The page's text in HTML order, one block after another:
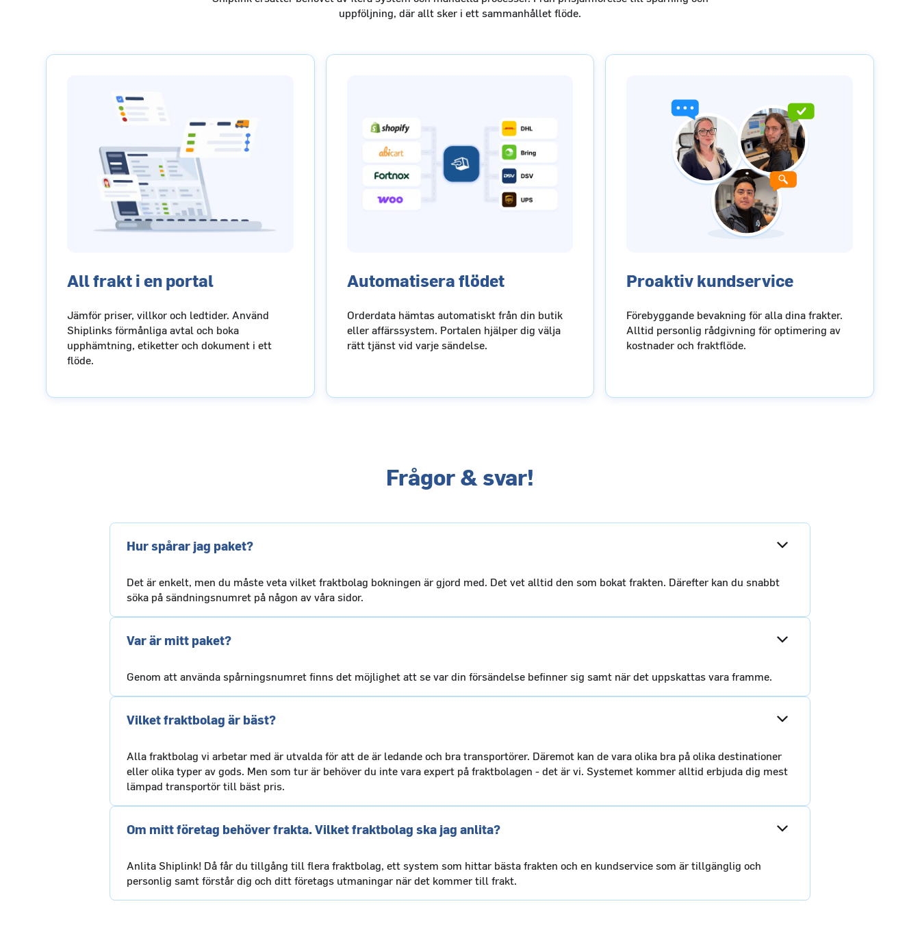
uppföljning, där allt sker i ett sammanhållet flöde.
All frakt i en portal
Jämför priser, villkor och ledtider. Använd
Shiplinks förmånliga avtal och boka
upphämtning, etiketter och dokument i ett
flöde.
Automatisera flödet
Orderdata hämtas automatiskt från din butik
eller affärssystem. Portalen hjälper dig välja
rätt tjänst vid varje sändelse.
Proaktiv kundservice
Förebyggande bevakning för alla dina frakter.
Alltid personlig rådgivning för optimering av
kostnader och fraktflöde.
Frågor & svar!
Hur spårar jag paket?
Det är enkelt, men du måste veta vilket fraktbolag bokningen är gjord med. Det vet alltid den som bokat frakten. Därefter kan du snabbt
söka på sändningsnumret på någon av våra sidor.
Var är mitt paket?
Genom att använda spårningsnumret finns det möjlighet att se var din försändelse befinner sig samt när det uppskattas vara framme.
Vilket fraktbolag är bäst?
Alla fraktbolag vi arbetar med är utvalda för att de är ledande och bra transportörer. Däremot kan de vara olika bra på olika destinationer
eller olika typer av gods. Men som tur är behöver du inte vara expert på fraktbolagen - det är vi. Systemet kommer alltid erbjuda dig mest
lämpad transportör till bäst pris.
Om mitt företag behöver frakta. Vilket fraktbolag ska jag anlita?
Anlita Shiplink! Då får du tillgång till flera fraktbolag, ett system som hittar bästa frakten och en kundservice som är tillgänglig och
personlig samt förstår dig och ditt företags utmaningar när det kommer till frakt.